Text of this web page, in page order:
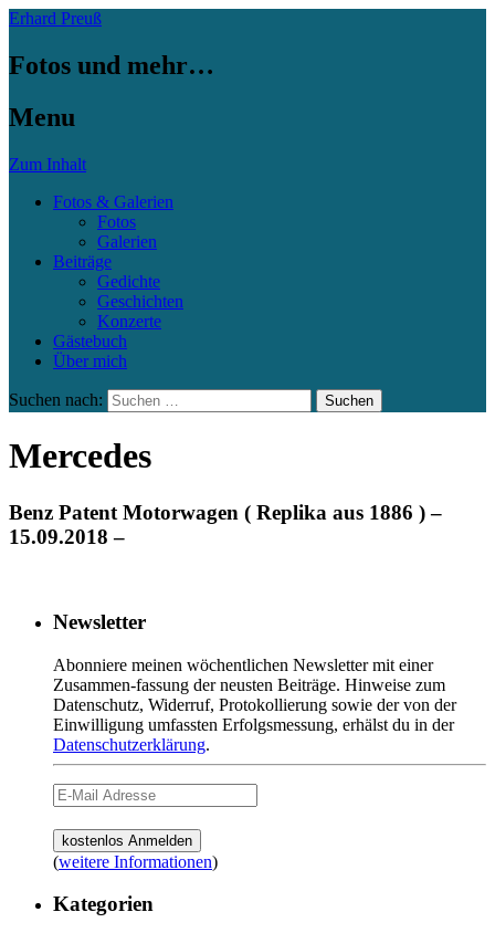
Erhard Preuß
Fotos und mehr…
Menu
Zum Inhalt
Fotos & Galerien
Fotos
Galerien
Beiträge
Gedichte
Geschichten
Konzerte
Gästebuch
Über mich
Suchen nach:
Mercedes
Benz Patent Motorwagen ( Replika aus 1886 ) –
15.09.2018 –
Newsletter
Abonniere meinen wöchentlichen Newsletter mit einer
Zusammen-fassung der neusten Beiträge. Hinweise zum
Datenschutz, Widerruf, Protokollierung sowie der von der
Einwilligung umfassten Erfolgsmessung, erhälst du in der
Datenschutzerklärung.
(weitere Informationen)
Kategorien